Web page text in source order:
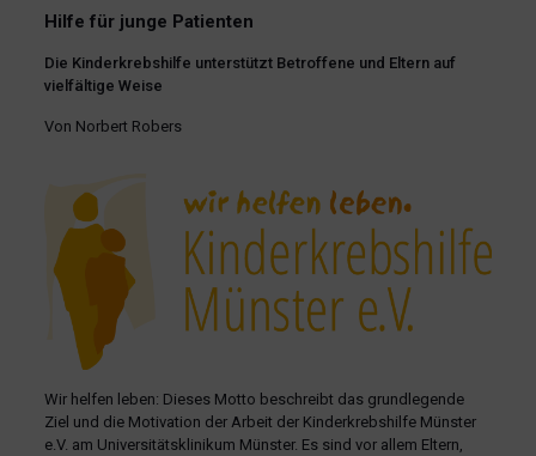
Hilfe für junge Patienten
Die Kinderkrebshilfe unterstützt Betroffene und Eltern auf
vielfältige Weise
Von Norbert Robers
Wir helfen leben: Dieses Motto beschreibt das grundlegende
Ziel und die Motivation der Arbeit der Kinderkrebshilfe Münster
e.V. am Universitätsklinikum Münster. Es sind vor allem Eltern,